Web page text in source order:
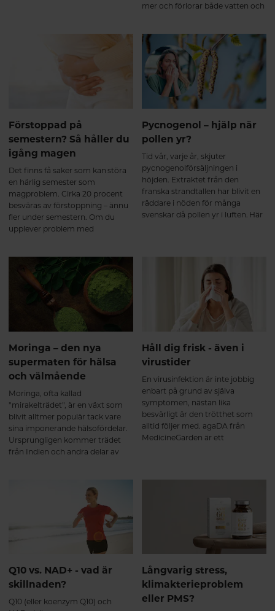
sexuell hälsa När stressnivåerna
sjunker kan även kroppens egen
balanseras. Hos män ökar
testosteronnivåerna Hos kvinnor
bidrar till förbättrad träning, ökad
uthållighet, bättre sexuell lust och
funktion. Njutning och
tillfredsställelse med saffran
Saffransextraktet stärker
nervsystemet och påverkar vårt
belöningssystem, där serotonin
och dopamin spelar en central
roll. Detta kan bidra till förbättrat
humör, ökad livsglädje och större
känsla av tillfredsställelse.
och PMS Kombinationen av
KSM66 och saffran kan även
lindra klimakteriebesvär och
PMS-symptom. Många upplever:
Ökad energi och libido Minskade
besvär kopplade till hormonella
svängningar Bättre känsla av
och vetenskapligt stöd KSM66
GOLD är välstuderat med över 60
publicerade studier och mer än
som placebo Endast milda och
tillfälliga biverkningar
rapporterade Dokumenterad
effekt på stress, energi och
hormonbalans *Ashwagandha
(KSM66®) bidrar till ökad
balans, återhämtning, ork och
lättare insomning. Stödjer
kroppen vid perioder av
nervositet, anspänning och oro.
Stödjer sexuell hälsa samt bidrar
till uthållighet och ökad
(Affron®) bidrar till avslappning,
emotionell balans, positiv
sinnesstämning samt förbättrad
sexlust (libido). B6 (P-5-P) bidrar
mjölksyrabakterier egentligen,
mer och förlorar både vatten och
du ska må bra, orka mer och
undvika symptom som trötthet,
huvudvärk eller yrsel.
Förstoppad på
semestern? Så håller du
igång magen
Det finns få saker som kan störa
en härlig semester som
magproblem. Cirka 20 procent
besväras av förstoppning – ännu
fler under semestern. Om du
upplever problem med
ensam. Här är tips för att hålla
igång semestermagen.
Pycnogenol – hjälp när
pollen yr?
Tid vår, varje år, skjuter
pycnogenolförsäljningen i
höjden. Extraktet från den
franska strandtallen har blivit en
räddare i nöden för många
svenskar då pollen yr i luften. Här
Moringa – den nya
supermaten för hälsa
och välmående
Moringa, ofta kallad
"mirakelträdet", är en växt som
blivit alltmer populär tack vare
sina imponerande hälsofördelar.
Ursprungligen kommer trädet
från Indien och andra delar av
inom traditionell medicin för att
behandla allt från inflammationer
till näringsbrist. I den här artikeln
kommer vi att utforska de många
fördelarna med moringa, dess
användningsområden, och hur
du kan införliva den i din dagliga
kost.
Håll dig frisk - även i
virustider
En virusinfektion är inte jobbig
enbart på grund av själva
symptomen, nästan lika
besvärligt är den trötthet som
alltid följer med. agaDA från
MedicineGarden är ett
Q10 vs. NAD+ - vad är
skillnaden?
Q10 (eller koenzym Q10) och
Långvarig stress,
klimakterieproblem
eller PMS?